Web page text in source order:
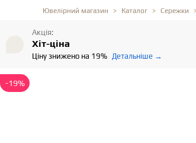
Ювелірний магазин Каталог Сережки
Акція:
Хіт-ціна
Ціну знижено на 19% Детальніше →
-19%